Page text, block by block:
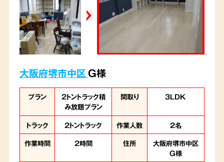
大阪府堺市中区G様
プラン
2トントラック積
み放題プラン
間取り 3LDK
トラック 2トントラック 作業人数
2名
作業時間
2時間 住所
大阪府堺市中区
G様